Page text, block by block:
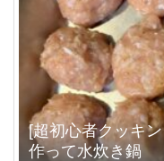
[超初心者クッキ
作って水炊き鍋